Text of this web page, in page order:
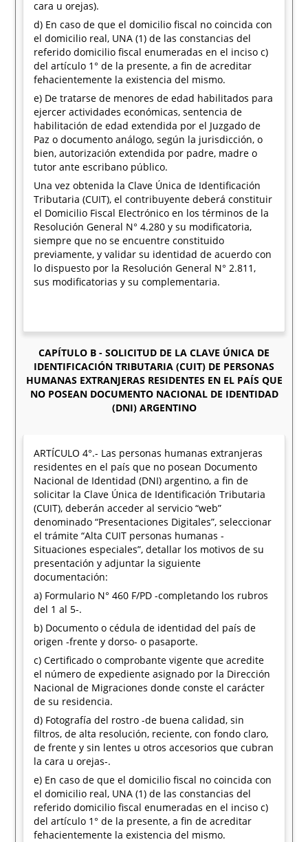
cara u orejas).
d) En caso de que el domicilio fiscal no coincida con
el domicilio real, UNA (1) de las constancias del
referido domicilio fiscal enumeradas en el inciso c)
del artículo 1° de la presente, a fin de acreditar
fehacientemente la existencia del mismo.
e) De tratarse de menores de edad habilitados para
ejercer actividades económicas, sentencia de
habilitación de edad extendida por el Juzgado de
Paz o documento análogo, según la jurisdicción, o
bien, autorización extendida por padre, madre o
tutor ante escribano público.
Una vez obtenida la Clave Única de Identificación
Tributaria (CUIT), el contribuyente deberá constituir
el Domicilio Fiscal Electrónico en los términos de la
Resolución General N° 4.280 y su modificatoria,
siempre que no se encuentre constituido
previamente, y validar su identidad de acuerdo con
lo dispuesto por la Resolución General N° 2.811,
sus modificatorias y su complementaria.
CAPÍTULO B - SOLICITUD DE LA CLAVE ÚNICA DE
IDENTIFICACIÓN TRIBUTARIA (CUIT) DE PERSONAS
HUMANAS EXTRANJERAS RESIDENTES EN EL PAÍS QUE
NO POSEAN DOCUMENTO NACIONAL DE IDENTIDAD
(DNI) ARGENTINO
ARTÍCULO 4°.- Las personas humanas extranjeras
residentes en el país que no posean Documento
Nacional de Identidad (DNI) argentino, a fin de
solicitar la Clave Única de Identificación Tributaria
(CUIT), deberán acceder al servicio “web”
denominado “Presentaciones Digitales”, seleccionar
el trámite “Alta CUIT personas humanas -
Situaciones especiales”, detallar los motivos de su
presentación y adjuntar la siguiente
documentación:
a) Formulario N° 460 F/PD -completando los rubros
del 1 al 5-.
b) Documento o cédula de identidad del país de
origen -frente y dorso- o pasaporte.
c) Certificado o comprobante vigente que acredite
el número de expediente asignado por la Dirección
Nacional de Migraciones donde conste el carácter
de su residencia.
d) Fotografía del rostro -de buena calidad, sin
filtros, de alta resolución, reciente, con fondo claro,
de frente y sin lentes u otros accesorios que cubran
la cara u orejas-.
e) En caso de que el domicilio fiscal no coincida con
el domicilio real, UNA (1) de las constancias del
referido domicilio fiscal enumeradas en el inciso c)
del artículo 1° de la presente, a fin de acreditar
fehacientemente la existencia del mismo.